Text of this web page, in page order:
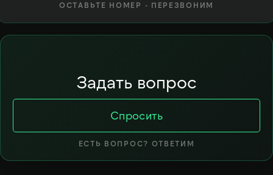
ОСТАВЬТЕ НОМЕР - ПЕРЕЗВОНИМ
Задать вопрос
Спросить
ЕСТЬ ВОПРОС? ОТВЕТИМ